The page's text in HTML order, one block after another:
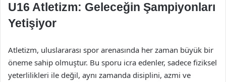
U16 Atletizm: Geleceğin Şampiyonları
Yetişiyor
Atletizm, uluslararası spor arenasında her zaman büyük bir
öneme sahip olmuştur. Bu sporu icra edenler, sadece fiziksel
yeterlilikleri ile değil, aynı zamanda disiplini, azmi ve